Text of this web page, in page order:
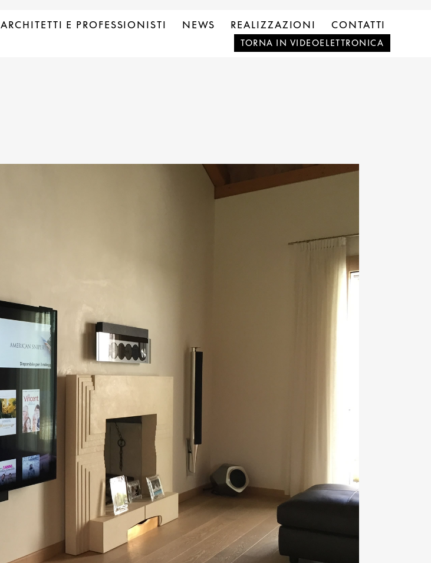
ARCHITETTI E PROFESSIONISTI NEWS REALIZZAZIONI CONTATTI
TORNA IN VIDEOELETTRONICA